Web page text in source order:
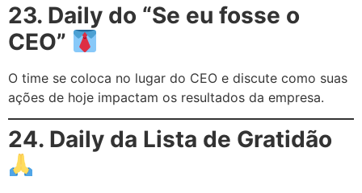
23. Daily do “Se eu fosse o
CEO”
O time se coloca no lugar do CEO e discute como suas
ações de hoje impactam os resultados da empresa.
24. Daily da Lista de Gratidão